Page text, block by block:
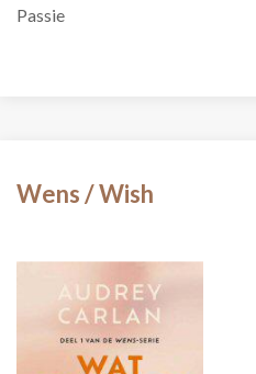
Passie
Wens / Wish